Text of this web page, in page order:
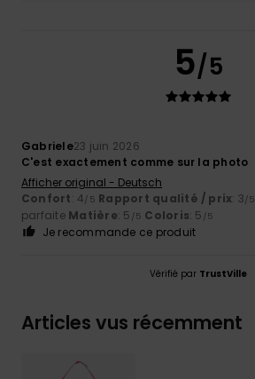
5/5
Gabriele23 juin 2026
C'est exactement comme sur la photo
Afficher original - Deutsch
Confort: 4/5 Rapport qualité / prix: 3/5
parfaite Matière: 5 /5 Coloris: 5 /5
Je recommande ce produit
Vérifié par TrustVille
Articles vus récemment